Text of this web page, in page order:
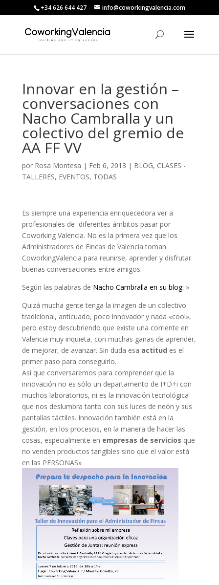
+34 626 644 427 info@coworkingvalencia.com
Innovar en la gestión –
conversaciones con
Nacho Cambralla y un
colectivo del gremio de
AA FF VV
por Rosa Montesa | Feb 6, 2013 | BLOG, CLASES -
TALLERES, EVENTOS, TODAS
Es siempre una experiencia enriquecedora ver a
profesionales de diferentes ámbitos pasar por
Coworking Valencia. No es la primera vez que los
Administradores de Fincas de Valencia toman
CoworkingValencia para reunirse, aprender y disfrutar
buenas conversaciones entre amigos.
Según las palabras de Nacho Cambralla en su blog: »
Quizá mucha gente tenga la imagen de un colectivo
tradicional, anticuado, poco innovador y nada «cool»,
pero estoy descubriendo que existe una corriente en
Valencia muy inquieta, con muchas ganas de aprender,
de mejorar, de avanzar. Sin duda esa actitud es el
primer paso para conseguirlo.
Así que conversaremos para comprender que la
innovación no es sólo un departamento de I+D+i con
muchos laboratorios, ni es la innovación tecnológica
que nos deslumbra tanto con sus luces de neón y sus
pantallas táctiles. Innovación también está en la
gestión, en los procesos, en la manera de hacer las
cosas, especialmente en empresas de servicios que
no venden productos tangibles sino que el valor está
en las PERSONAS»